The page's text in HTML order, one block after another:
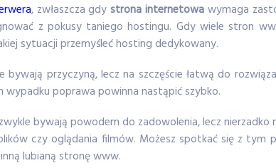
, zwłaszcza gdy strona internetowa wymaga
z pokusy taniego hostingu. Gdy wiele stron
sytuacji przemyśleć hosting dedykowany.
bywają przyczyną, lecz na szczęście łatwą do
wypadku poprawa powinna nastąpić szybko.
bywają powodem do zadowolenia, lecz
czy oglądania filmów. Możesz spotkać się z tym
lubianą stronę www.